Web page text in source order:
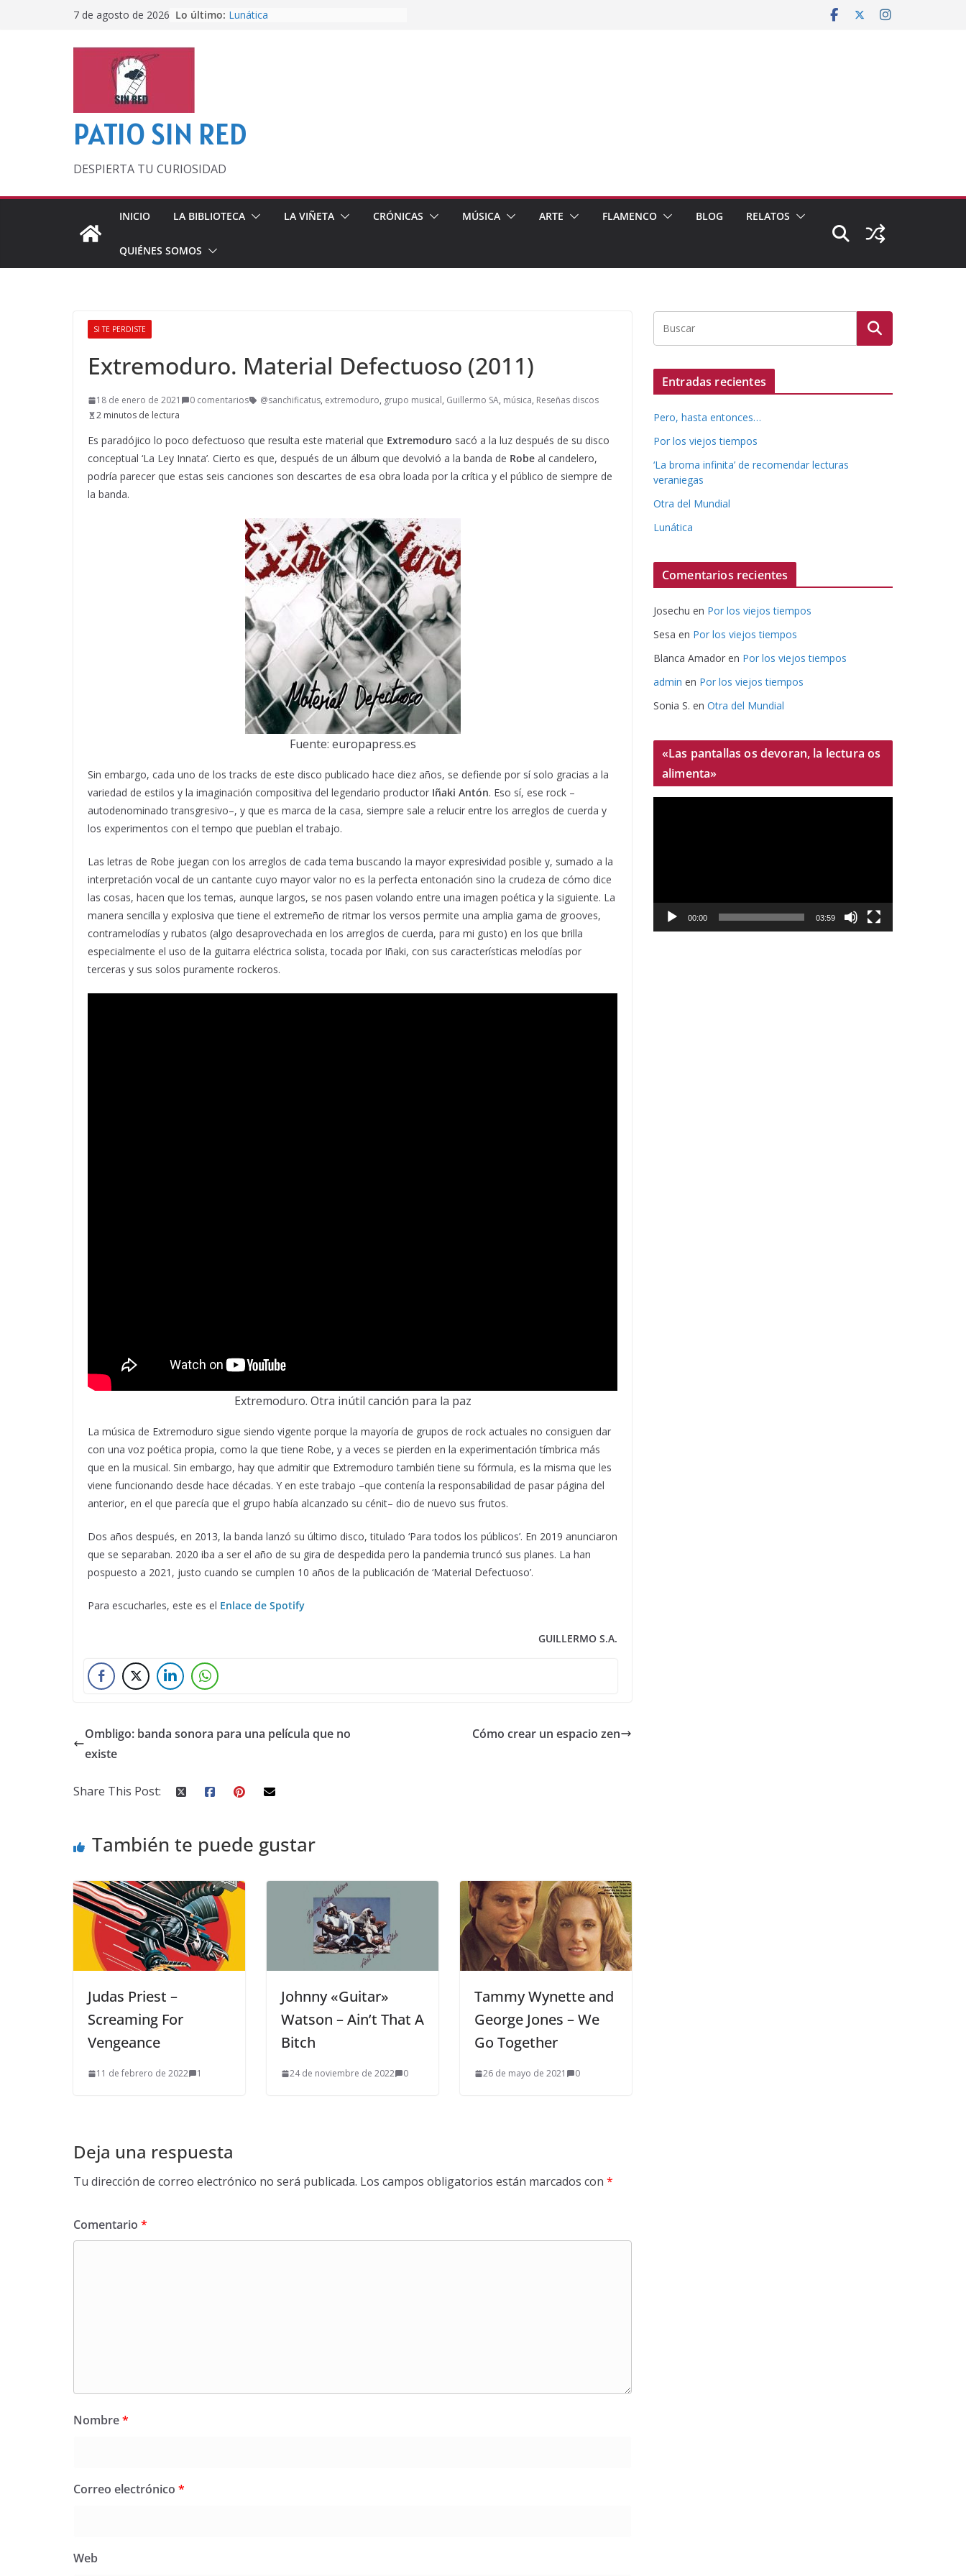
7 de agosto de 2026 Lo último: Lunática
PATIO SIN RED
DESPIERTA TU CURIOSIDAD
INICIO LA BIBLIOTECA LA VIÑETA CRÓNICAS MÚSICA ARTE FLAMENCO BLOG RELATOS
QUIÉNES SOMOS
SI TE PERDISTE
Extremoduro. Material Defectuoso (2011)
18 de enero de 2021 0 comentarios @sanchificatus, extremoduro, grupo musical, Guillermo SA, música, Reseñas discos
2 minutos de lectura
Es paradójico lo poco defectuoso que resulta este material que Extremoduro sacó a la luz después de su disco
conceptual ‘La Ley Innata’. Cierto es que, después de un álbum que devolvió a la banda de Robe al candelero,
podría parecer que estas seis canciones son descartes de esa obra loada por la crítica y el público de siempre de
la banda.
Fuente: europapress.es
Sin embargo, cada uno de los tracks de este disco publicado hace diez años, se defiende por sí solo gracias a la
variedad de estilos y la imaginación compositiva del legendario productor Iñaki Antón. Eso sí, ese rock –
autodenominado transgresivo–, y que es marca de la casa, siempre sale a relucir entre los arreglos de cuerda y
los experimentos con el tempo que pueblan el trabajo.
Las letras de Robe juegan con los arreglos de cada tema buscando la mayor expresividad posible y, sumado a la
interpretación vocal de un cantante cuyo mayor valor no es la perfecta entonación sino la crudeza de cómo dice
las cosas, hacen que los temas, aunque largos, se nos pasen volando entre una imagen poética y la siguiente. La
manera sencilla y explosiva que tiene el extremeño de ritmar los versos permite una amplia gama de grooves,
contramelodías y rubatos (algo desaprovechada en los arreglos de cuerda, para mi gusto) en los que brilla
especialmente el uso de la guitarra eléctrica solista, tocada por Iñaki, con sus características melodías por
terceras y sus solos puramente rockeros.
Extremoduro. Otra inútil canción para la paz
La música de Extremoduro sigue siendo vigente porque la mayoría de grupos de rock actuales no consiguen dar
con una voz poética propia, como la que tiene Robe, y a veces se pierden en la experimentación tímbrica más
que en la musical. Sin embargo, hay que admitir que Extremoduro también tiene su fórmula, es la misma que les
viene funcionando desde hace décadas. Y en este trabajo –que contenía la responsabilidad de pasar página del
anterior, en el que parecía que el grupo había alcanzado su cénit– dio de nuevo sus frutos.
Dos años después, en 2013, la banda lanzó su último disco, titulado ‘Para todos los públicos’. En 2019 anunciaron
que se separaban. 2020 iba a ser el año de su gira de despedida pero la pandemia truncó sus planes. La han
pospuesto a 2021, justo cuando se cumplen 10 años de la publicación de ‘Material Defectuoso’.
Para escucharles, este es el Enlace de Spotify
GUILLERMO S.A.
Ombligo: banda sonora para una película que no
existe
Cómo crear un espacio zen
Share This Post:
También te puede gustar
Judas Priest –
Screaming For
Vengeance
11 de febrero de 2022 1
Johnny «Guitar»
Watson – Ain’t That A
Bitch
24 de noviembre de 2022 0
Tammy Wynette and
George Jones – We
Go Together
26 de mayo de 2021 0
Deja una respuesta
Tu dirección de correo electrónico no será publicada. Los campos obligatorios están marcados con *
Comentario *
Nombre*
Correo electrónico *
Web
Entradas recientes
Pero, hasta entonces…
Por los viejos tiempos
‘La broma infinita’ de recomendar lecturas
veraniegas
Otra del Mundial
Lunática
Comentarios recientes
Josechu en Por los viejos tiempos
Sesa en Por los viejos tiempos
Blanca Amador en Por los viejos tiempos
admin en Por los viejos tiempos
Sonia S. en Otra del Mundial
«Las pantallas os devoran, la lectura os
alimenta»
c
00:00 03:59